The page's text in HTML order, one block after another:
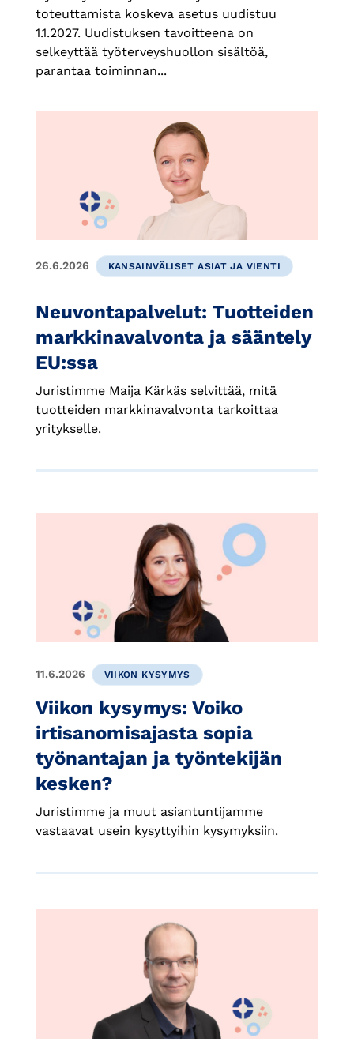
toteuttamista koskeva asetus uudistuu
1.1.2027. Uudistuksen tavoitteena on
selkeyttää työterveyshuollon sisältöä,
parantaa toiminnan...
26.6.2026 KANSAINVÄLISET ASIAT JA VIENTI
Neuvontapalvelut: Tuotteiden
markkinavalvonta ja sääntely
EU:ssa
Juristimme Maija Kärkäs selvittää, mitä
tuotteiden markkinavalvonta tarkoittaa
yritykselle.
11.6.2026 VIIKON KYSYMYS
Viikon kysymys: Voiko
irtisanomisajasta sopia
työnantajan ja työntekijän
kesken?
Juristimme ja muut asiantuntijamme
vastaavat usein kysyttyihin kysymyksiin.